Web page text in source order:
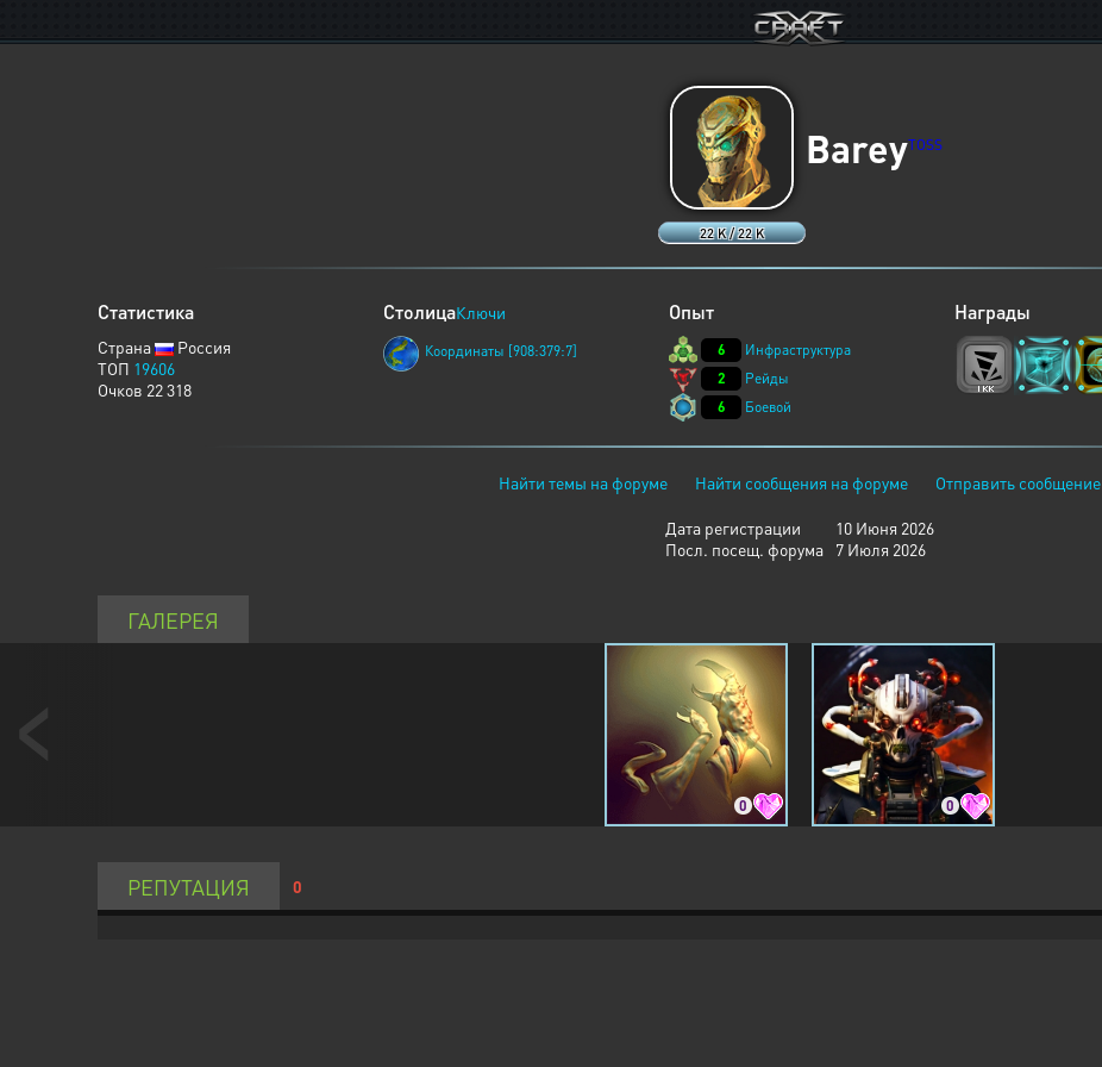
22 K / 22 K
BareyTOSS
Статистика
Страна
Россия
ТОП 19606
Очков 22 318
СтолицаКлючи
Координаты [908:379:7]
Опыт
6
Инфраструктура
2
Рейды
6
Боевой
Награды
Найти темы на форуме Найти сообщения на форуме Отправить сообщение
Дата регистрации
10 Июня 2026
Посл. посещ. форума
7 Июля 2026
ГАЛЕРЕЯ
0 0
РЕПУТАЦИЯ 0